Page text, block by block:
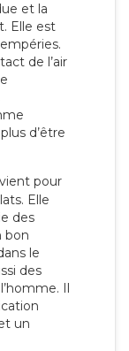
et la
Elle est
de l’air
d’être
pour
Elle
des
bon
le
des
Il
un